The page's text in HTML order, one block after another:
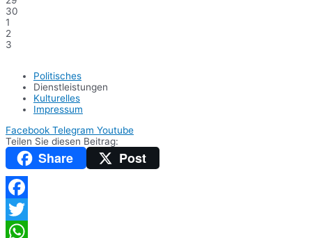
30
1
2
3
Politisches
Dienstleistungen
Kulturelles
Impressum
Facebook Telegram Youtube
Teilen Sie diesen Beitrag:
Share Post
Facebook
Twitter